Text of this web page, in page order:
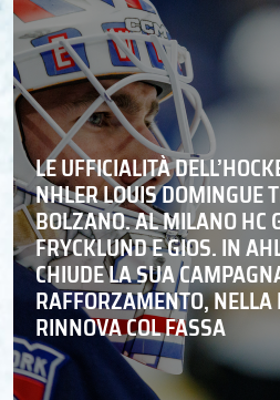
LE UFFICIALITÀ
NHLER LOUIS DOMINGUE
BOLZANO. AL MILANO HC
FRYCKLUND E GIOS. IN
CHIUDE LA SUA
RAFFORZAMENTO,
RINNOVA COL FASSA